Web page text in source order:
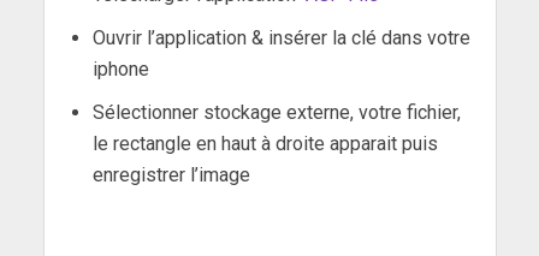
Ouvrir l’application & insérer la clé dans votre
iphone
Sélectionner stockage externe, votre fichier,
le rectangle en haut à droite apparait puis
enregistrer l’image